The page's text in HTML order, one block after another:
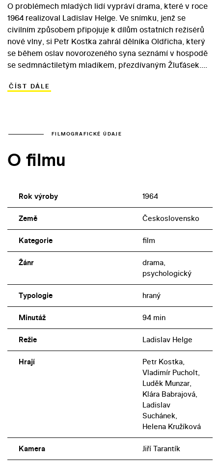
O problémech mladých lidí vypráví drama, které v roce
1964 realizoval Ladislav Helge. Ve snímku, jenž se
civilním způsobem připojuje k dílům ostatních režisérů
nové vlny, si Petr Kostka zahrál dělníka Oldřicha, který
se během oslav novorozeného syna seznámí v hospodě
se sedmnáctiletým mladíkem, přezdívaným Žluťásek.
aby se o Žluťáska začal zajímat. Mladík nepracuje a
hereckou příležitost tehdy dvaadvacetiletému Vladimíru
s Milošem Formanem (Kdyby ty muziky nebyly, Černý
ČÍST DÁLE
FILMOGRAFICKÉ ÚDAJE
O filmu
Rok výroby 1964
Země Československo
Kategorie film
Žánr
drama,
psychologický
Typologie hraný
Minutáž 94 min
Režie Ladislav Helge
Hrají
Petr Kostka,
Vladimír Pucholt,
Luděk Munzar,
Klára Babrajová,
Ladislav
Suchánek,
Helena Kružíková
Kamera Jiří Tarantík